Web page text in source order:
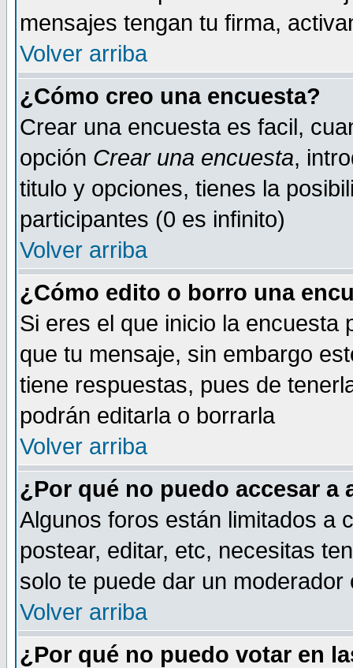
mensajes tengan tu firma,
Volver arriba
¿Cómo creo una encuesta?
Crear una encuesta es facil,
opción Crear una encuesta,
titulo y opciones, tienes la
participantes (0 es infinito)
Volver arriba
¿Cómo edito o borro una
Si eres el que inicio la encuesta
que tu mensaje, sin embargo
tiene respuestas, pues de
podrán editarla o borrarla
Volver arriba
¿Por qué no puedo accesar a
Algunos foros están limitados a
postear, editar, etc, necesitas
solo te puede dar un
Volver arriba
¿Por qué no puedo votar en